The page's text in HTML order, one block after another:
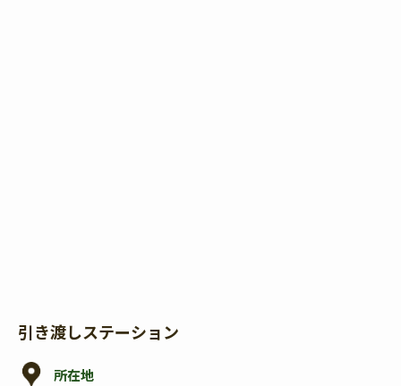
引き渡しステーション
所在地